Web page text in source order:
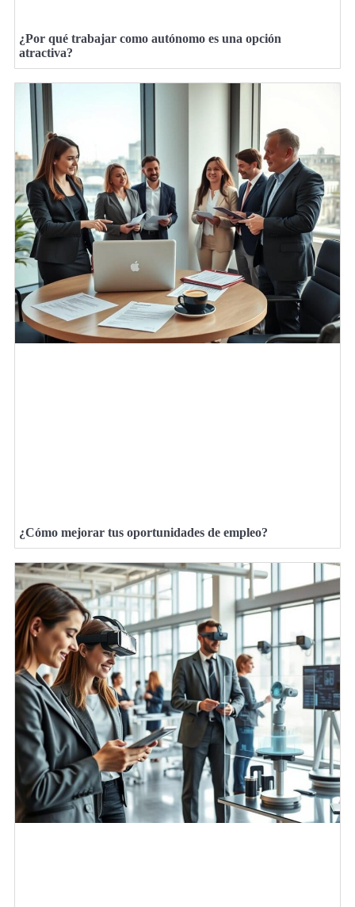
¿Por qué trabajar como autónomo es una opción
atractiva?
¿Cómo mejorar tus oportunidades de empleo?